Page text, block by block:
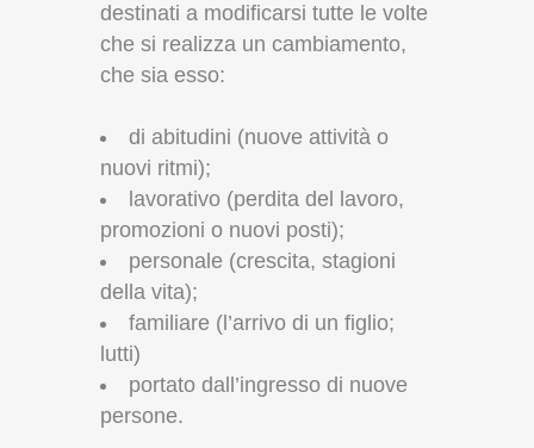
destinati a modificarsi tutte le volte
che si realizza un cambiamento,
che sia esso:
di abitudini (nuove attività o
nuovi ritmi);
lavorativo (perdita del lavoro,
promozioni o nuovi posti);
personale (crescita, stagioni
della vita);
familiare (l’arrivo di un figlio;
lutti)
portato dall’ingresso di nuove
persone.